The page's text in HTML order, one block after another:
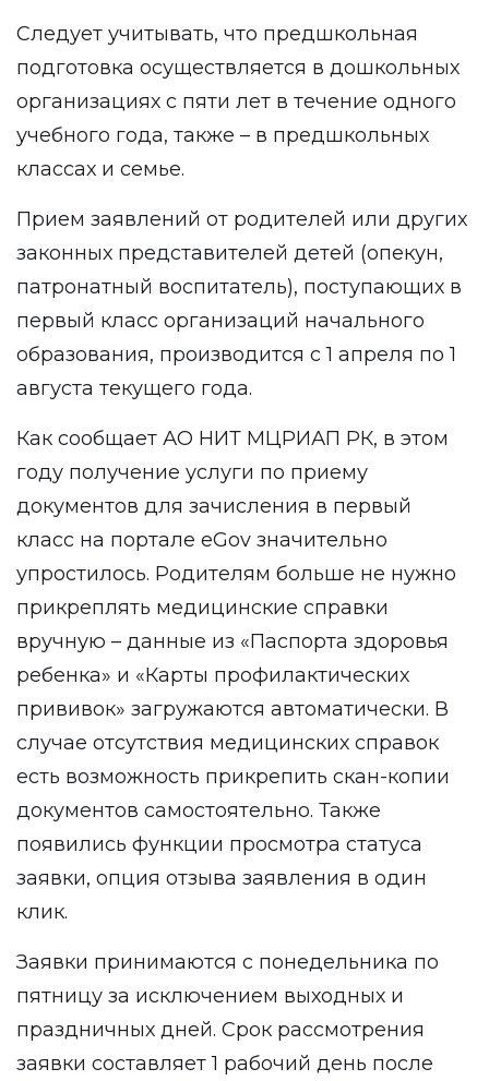
Следует учитывать, что предшкольная
подготовка осуществляется в дошкольных
организациях с пяти лет в течение одного
учебного года, также – в предшкольных
классах и семье.
Прием заявлений от родителей или других
законных представителей детей (опекун,
патронатный воспитатель), поступающих в
первый класс организаций начального
образования, производится с 1 апреля по 1
августа текущего года.
Как сообщает АО НИТ МЦРИАП РК, в этом
году получение услуги по приему
документов для зачисления в первый
класс на портале eGov значительно
упростилось. Родителям больше не нужно
прикреплять медицинские справки
вручную – данные из «Паспорта здоровья
ребенка» и «Карты профилактических
прививок» загружаются автоматически. В
случае отсутствия медицинских справок
есть возможность прикрепить скан-копии
документов самостоятельно. Также
появились функции просмотра статуса
заявки, опция отзыва заявления в один
клик.
Заявки принимаются с понедельника по
пятницу за исключением выходных и
праздничных дней. Срок рассмотрения
заявки составляет 1 рабочий день после